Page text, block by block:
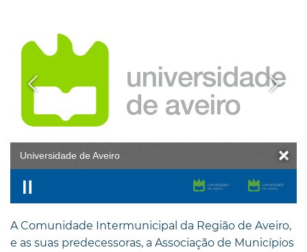
Universidade de Aveiro
A Comunidade Intermunicipal da Região de Aveiro,
e as suas predecessoras, a Associação de Municípios